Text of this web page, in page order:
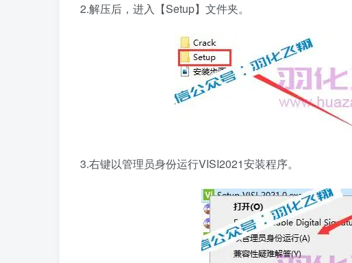
2.解压后，进入【Setup】文件夹。
3.右键以管理员身份运行VISI2021安装程序。